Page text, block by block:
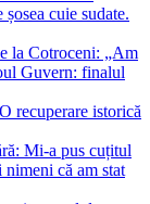
cuie sudate.
la Cotroceni: „Am
Guvern: finalul
recuperare istorică
Mi-a pus cuțitul
că am stat